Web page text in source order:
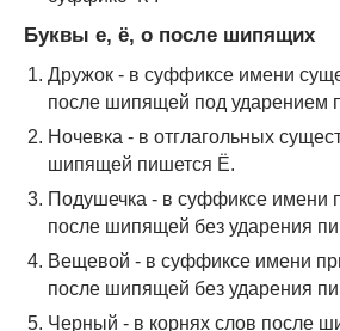
Буквы е, ё, о после шипящих
Дружок - в суффиксе имени
после шипящей под ударением
Ночевка - в отглагольных
шипящей пишется Ё.
Подушечка - в суффиксе имени
после шипящей без ударения
Вещевой - в суффиксе имени
после шипящей без ударения
Черный - в корнях слов после